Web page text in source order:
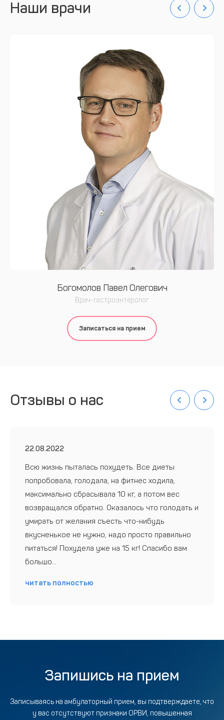
Наши врачи
Богомолов Павел Олегович
Врач-гастроэнтеролог
Записаться на прием
Отзывы о нас
22.08.2022
Всю жизнь пыталась похудеть. Все диеты
попробовала, голодала, на фитнес ходила,
максимально сбрасывала 10 кг, а потом вес
возвращался обратно. Оказалось что голодать и
умирать от желания съесть что-нибудь
вкусненькое не нужно, надо просто правильно
питаться! Похудела уже на 15 кг! Спасибо вам
большо...
читать полностью
Запишись на прием
Записываясь на амбулаторный прием, вы подтверждаете, что
у вас отсутствуют признаки ОРВИ, повышенная